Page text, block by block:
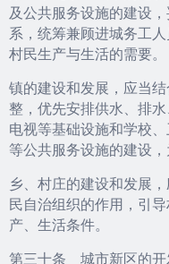
及公共服务设施的建设
系，统筹兼顾进城务工
村民生产与生活的需要。
镇的建设和发展，应当
整，优先安排供水、排
电视等基础设施和学校
等公共服务设施的建设，
乡、村庄的建设和发展
民自治组织的作用，引
产、生活条件。
第三十条 城市新区的开